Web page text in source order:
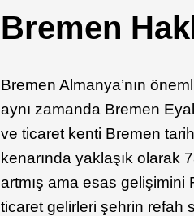
Bremen
Bremen Almanya’nın
aynı zamanda Bremen
ve ticaret kenti Bremen
kenarında yaklaşık olarak
artmış ama esas gelişimini
ticaret gelirleri şehrin refah